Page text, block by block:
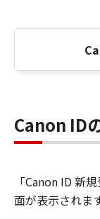
Canon ID
「Canon ID 新
面が表示されます